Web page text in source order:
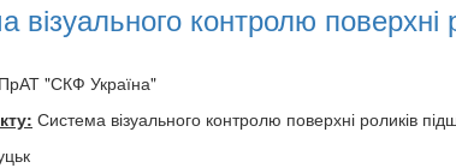
візуального контролю поверхні
ПрАТ "СКФ Україна"
Система візуального контролю поверхні роликів